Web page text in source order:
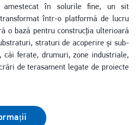
amestecat în solurile fine, un sit
într-o platformă de lucru
o bază pentru construcția ulterioară
straturi de acoperire și sub-
căi ferate, drumuri, zone industriale,
de terasament legate de proiecte